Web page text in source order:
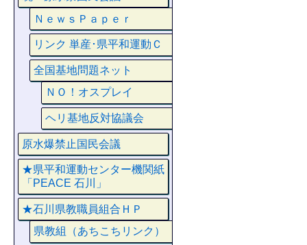
ＮｅｗｓＰａｐｅｒ
リンク 単産･県平和運動Ｃ
全国基地問題ネット
ＮＯ！オスプレイ
ヘリ基地反対協議会
原水爆禁止国民会議
★県平和運動センター機関紙
「PEACE 石川」
★石川県教職員組合ＨＰ
県教組（あちこちリンク）